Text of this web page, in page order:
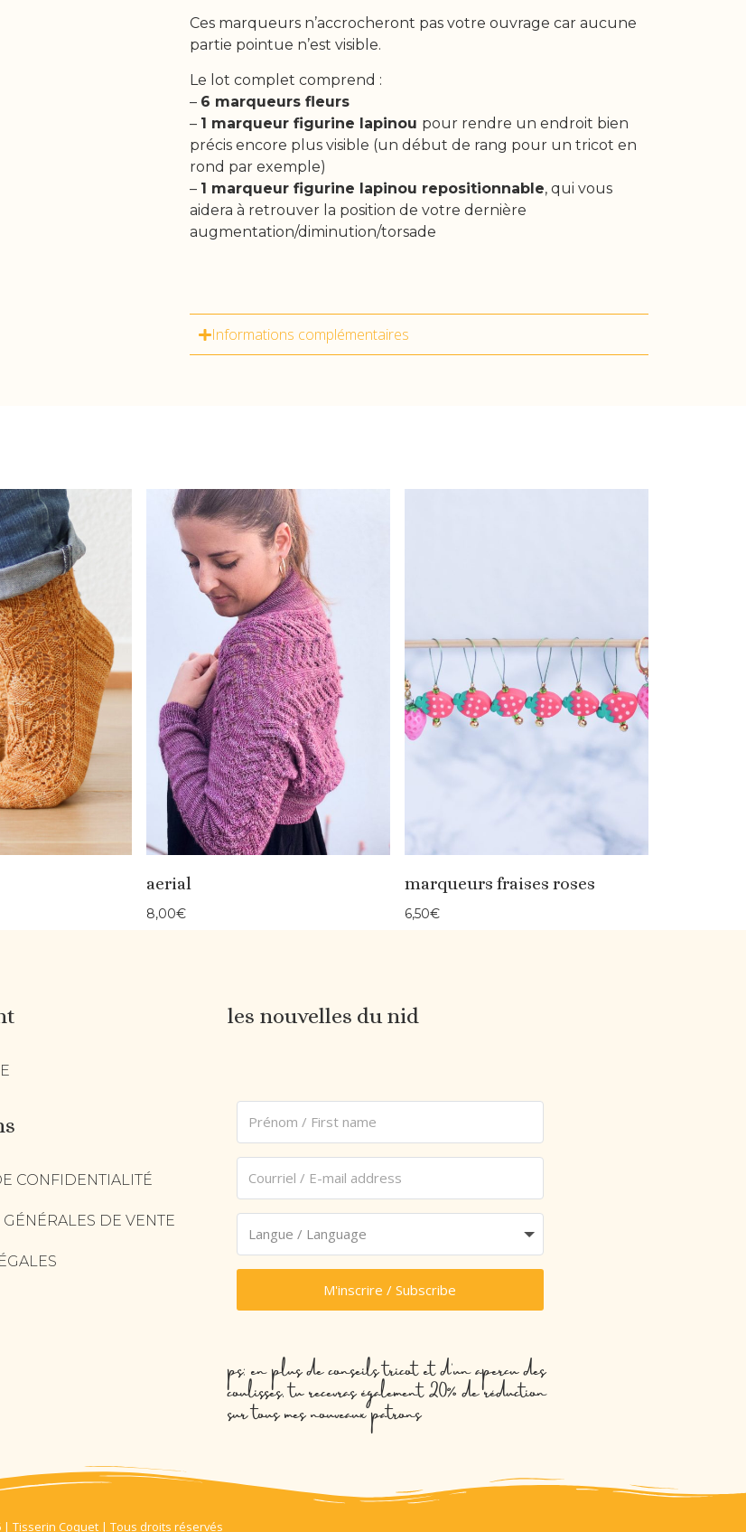
Ces marqueurs n’accrocheront pas votre ouvrage car aucune
partie pointue n’est visible.
Le lot complet comprend :
– 6 marqueurs fleurs
– 1 marqueur figurine lapinou pour rendre un endroit bien
précis encore plus visible (un début de rang pour un tricot en
rond par exemple)
– 1 marqueur figurine lapinou repositionnable, qui vous
aidera à retrouver la position de votre dernière
augmentation/diminution/torsade
Informations complémentaires
aerial
8,00€
marqueurs fraises roses
6,50€
CONFIDENTIALITÉ
DE VENTE
les nouvelles du nid
M'inscrire / Subscribe
ps: en plus de conseils tricot et d’un aperçu des
coulisses, tu recevras également 20% de réduction
sur tous mes nouveaux patrons
| Tisserin Coquet | Tous droits réservés